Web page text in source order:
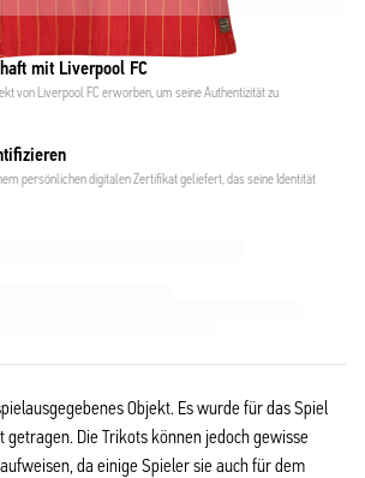
mit Liverpool FC
von Liverpool FC erworben, um seine Authentizität zu
persönlichen digitalen Zertifikat geliefert, das seine Identität
Objekt. Es wurde für das Spiel
Die Trikots können jedoch gewisse
da einige Spieler sie auch für dem